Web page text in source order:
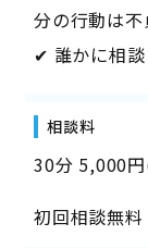
分の行動は
✔ 誰かに相
相談料
30分 5,000
初回相談無料